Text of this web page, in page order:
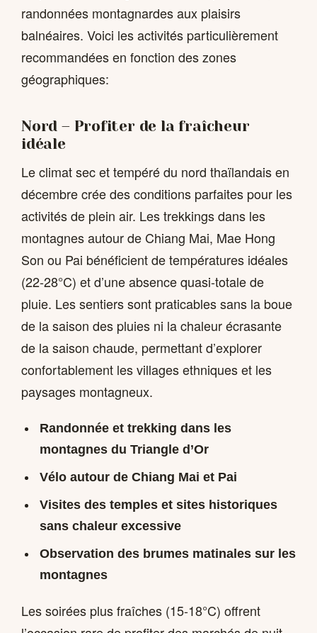
randonnées montagnardes aux plaisirs
balnéaires. Voici les activités particulièrement
recommandées en fonction des zones
géographiques:
Nord – Profiter de la fraîcheur
idéale
Le climat sec et tempéré du nord thaïlandais en
décembre crée des conditions parfaites pour les
activités de plein air. Les trekkings dans les
montagnes autour de Chiang Mai, Mae Hong
Son ou Pai bénéficient de températures idéales
(22-28°C) et d’une absence quasi-totale de
pluie. Les sentiers sont praticables sans la boue
de la saison des pluies ni la chaleur écrasante
de la saison chaude, permettant d’explorer
confortablement les villages ethniques et les
paysages montagneux.
Randonnée et trekking dans les
montagnes du Triangle d’Or
Vélo autour de Chiang Mai et Pai
Visites des temples et sites historiques
sans chaleur excessive
Observation des brumes matinales sur les
montagnes
Les soirées plus fraîches (15-18°C) offrent